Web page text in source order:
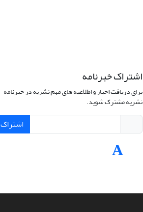
اشتراک خبرنامه
برای دریافت اخبار و اطلاعیه های مهم نشریه در خبرنامه
نشریه مشترک شوید.
اشتراک